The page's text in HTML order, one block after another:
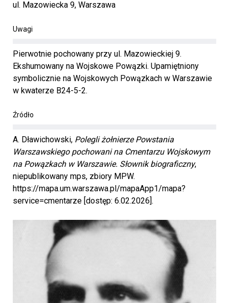
ul. Mazowiecka 9, Warszawa
Uwagi
Pierwotnie pochowany przy ul. Mazowieckiej 9.
Ekshumowany na Wojskowe Powązki. Upamiętniony
symbolicznie na Wojskowych Powązkach w Warszawie
w kwaterze B24-5-2.
Źródło
A. Dławichowski, Polegli żołnierze Powstania
Warszawskiego pochowani na Cmentarzu Wojskowym
na Powązkach w Warszawie. Słownik biograficzny,
niepublikowany mps, zbiory MPW.
https://mapa.um.warszawa.pl/mapaApp1/mapa?
service=cmentarze [dostęp: 6.02.2026].